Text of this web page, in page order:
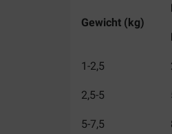
Gewicht (kg)
1-2,5
2,5-5
5-7,5